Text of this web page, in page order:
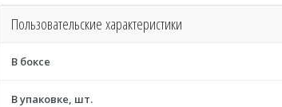
Пользовательские характеристики
В боксе
В упаковке, шт.